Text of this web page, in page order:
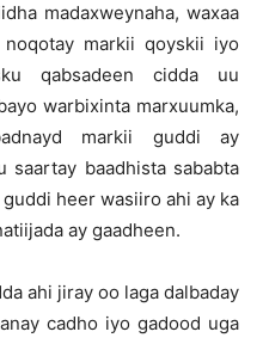
madaxweynaha, waxaa
noqotay markii qoyskii iyo
qabsadeen cidda uu
warbixinta marxuumka,
markii guddi ay
saartay baadhista sababta
heer wasiiro ahi ay ka
ay gaadheen.
ahi jiray oo laga dalbaday
cadho iyo gadood uga